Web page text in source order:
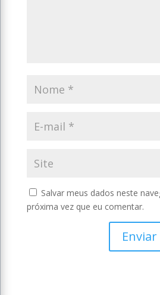
Salvar meus dados neste
próxima vez que eu comentar.